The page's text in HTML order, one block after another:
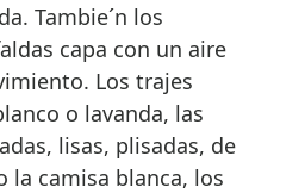
Tambie´n los
capa con un aire
Los trajes
o lavanda, las
lisas, plisadas, de
la camisa blanca, los